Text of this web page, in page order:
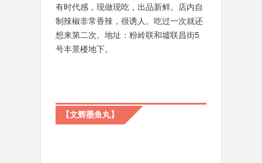
有时代感，现做现吃，出品新鲜。店内自
制辣椒非常香辣，很诱人。吃过一次就还
想来第二次。地址：粉岭联和墟联昌街5
号丰景楼地下。
【文辉墨鱼丸】